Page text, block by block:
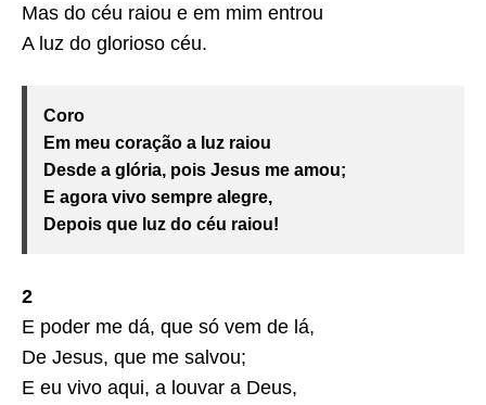
Mas do céu raiou e em mim entrou
A luz do glorioso céu.
Coro
Em meu coração a luz raiou
Desde a glória, pois Jesus me amou;
E agora vivo sempre alegre,
Depois que luz do céu raiou!
2
E poder me dá, que só vem de lá,
De Jesus, que me salvou;
E eu vivo aqui, a louvar a Deus,